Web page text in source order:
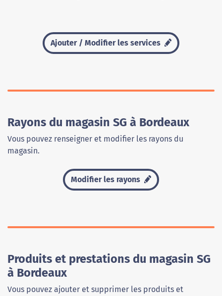
Ajouter / Modifier les services
Rayons du magasin SG à Bordeaux
Vous pouvez renseigner et modifier les rayons du
magasin.
Modifier les rayons
Produits et prestations du magasin SG
à Bordeaux
Vous pouvez ajouter et supprimer les produits et